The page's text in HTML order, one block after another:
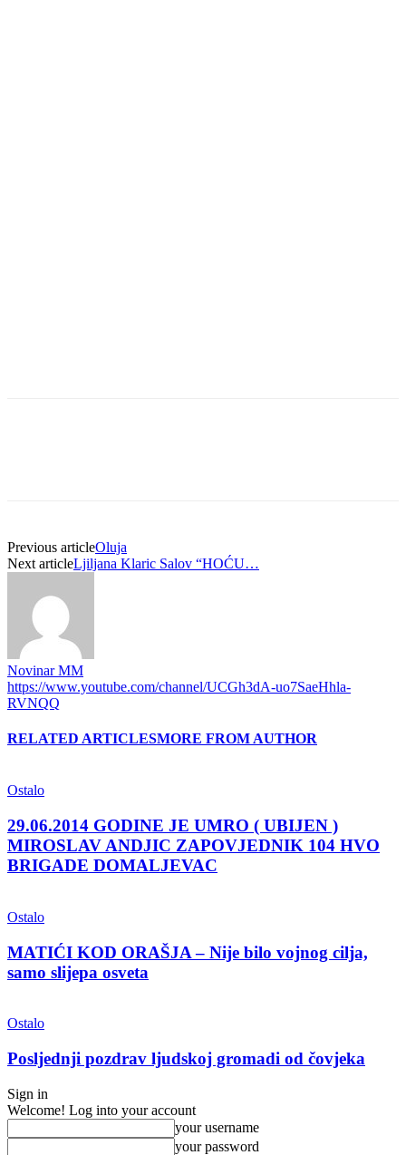
Previous articleOluja
Next articleLjiljana Klaric Salov “HOĆU…
Novinar MM
https://www.youtube.com/channel/UCGh3dA-uo7SaeHhla-
RVNQQ
RELATED ARTICLESMORE FROM AUTHOR
Ostalo
29.06.2014 GODINE JE UMRO ( UBIJEN )
MIROSLAV ANDJIC ZAPOVJEDNIK 104 HVO
BRIGADE DOMALJEVAC
Ostalo
MATIĆI KOD ORAŠJA – Nije bilo vojnog cilja,
samo slijepa osveta
Ostalo
Posljednji pozdrav ljudskoj gromadi od čovjeka
Sign in
Welcome! Log into your account
your username
your password